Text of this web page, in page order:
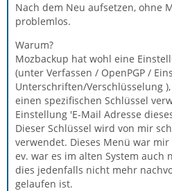
Nach dem Neu aufsetzen, ohne
problemlos.
Warum?
Mozbackup hat wohl eine
(unter Verfassen / OpenPGP /
Unterschriften/Verschlüsselung
einen spezifischen Schlüssel
Einstellung 'E-Mail Adresse
Dieser Schlüssel wird von mir
verwendet. Dieses Menü war
ev. war es im alten System auch
dies jedenfalls nicht mehr
gelaufen ist.